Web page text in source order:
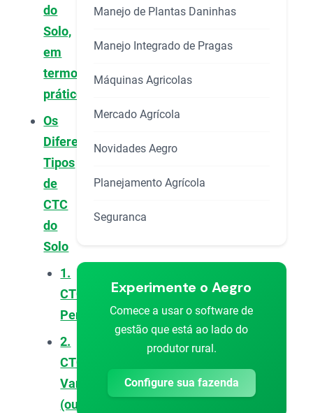
do
Solo,
em
termos
práticos?
Os
Diferentes
Tipos
de
CTC
do
Solo
1.
CTC
Permanente
2.
CTC
Variável
(ou
Manejo de Plantas Daninhas
Manejo Integrado de Pragas
Máquinas Agricolas
Mercado Agrícola
Novidades Aegro
Planejamento Agrícola
Seguranca
Experimente o Aegro
Comece a usar o software de
gestão que está ao lado do
produtor rural.
Configure sua fazenda